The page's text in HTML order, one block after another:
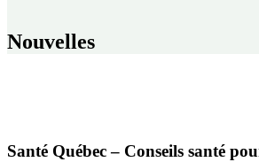
Nouvelles
Santé Québec – Conseils santé